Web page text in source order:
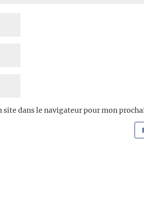
dans le navigateur pour mon